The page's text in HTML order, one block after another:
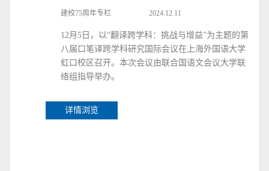
建校75周年专栏 2024.12.11
12月5日，以“翻译跨学科：挑战与增益”为主题的第
八届口笔译跨学科研究国际会议在上海外国语大学
虹口校区召开。本次会议由联合国语文会议大学联
络组指导举办。
详情浏览